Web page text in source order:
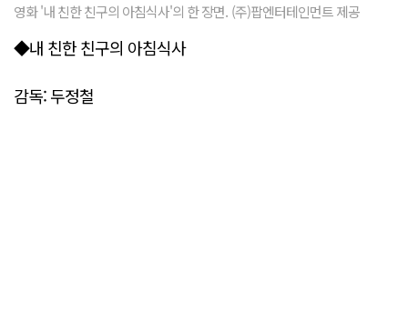
영화 '내 친한 친구의 아침식사'의 한 장면. (주)팝엔터테인먼트 제공
◆내 친한 친구의 아침식사
감독: 두정철